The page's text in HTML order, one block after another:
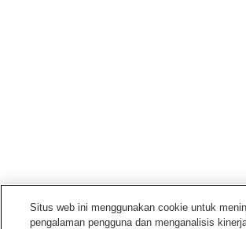
Situs web ini menggunakan cookie untuk
pengalaman pengguna dan menganalisis